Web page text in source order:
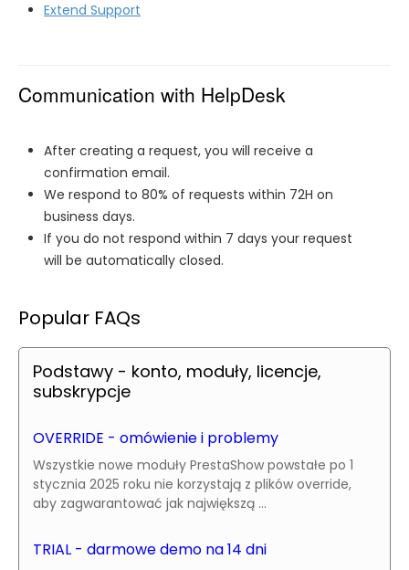
Extend Support
Communication with HelpDesk
After creating a request, you will receive a
confirmation email.
We respond to 80% of requests within 72H on
business days.
If you do not respond within 7 days your request
will be automatically closed.
Popular FAQs
Podstawy - konto, moduły, licencje,
subskrypcje
OVERRIDE - omówienie i problemy
Wszystkie nowe moduły PrestaShow powstałe po 1
stycznia 2025 roku nie korzystają z plików override,
aby zagwarantować jak największą ...
TRIAL - darmowe demo na 14 dni